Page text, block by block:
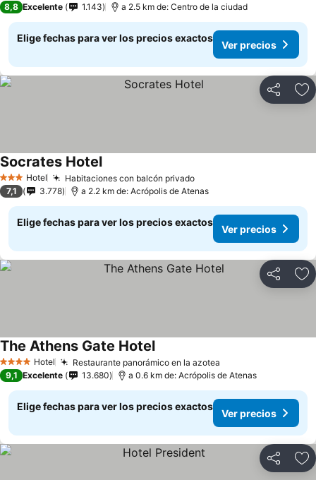
8,8 Excelente 1.143 a 2.5 km de: Centro de la ciudad
Elige fechas para ver los precios exactos
Ver precios
Compartir
3 Estrellas
Hotel Habitaciones con balcón privado
Socrates Hotel
7,1 3.778 a 2.2 km de: Acrópolis de Atenas
Elige fechas para ver los precios exactos
Ver precios
Compartir
4 EstrellasHotel Restaurante panorámico en la azotea
The Athens Gate Hotel
9,1 Excelente 13.680 a 0.6 km de: Acrópolis de Atenas
Elige fechas para ver los precios exactos
Ver precios
Compartir